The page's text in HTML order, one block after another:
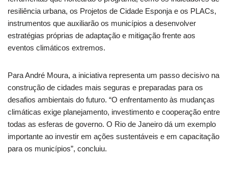
resiliência urbana, os Projetos de Cidade Esponja e os PLACs,
instrumentos que auxiliarão os municípios a desenvolver
estratégias próprias de adaptação e mitigação frente aos
eventos climáticos extremos.
Para André Moura, a iniciativa representa um passo decisivo na
construção de cidades mais seguras e preparadas para os
desafios ambientais do futuro. “O enfrentamento às mudanças
climáticas exige planejamento, investimento e cooperação entre
todas as esferas de governo. O Rio de Janeiro dá um exemplo
importante ao investir em ações sustentáveis e em capacitação
para os municípios”, concluiu.